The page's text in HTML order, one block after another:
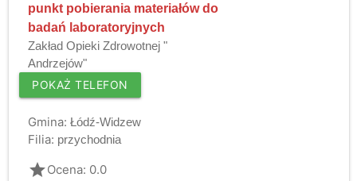
punkt pobierania materiałów do
badań laboratoryjnych
Zakład Opieki Zdrowotnej "
Andrzejów"
POKAŻ TELEFON
Gmina: Łódź-Widzew
Filia: przychodnia
gradeOcena: 0.0